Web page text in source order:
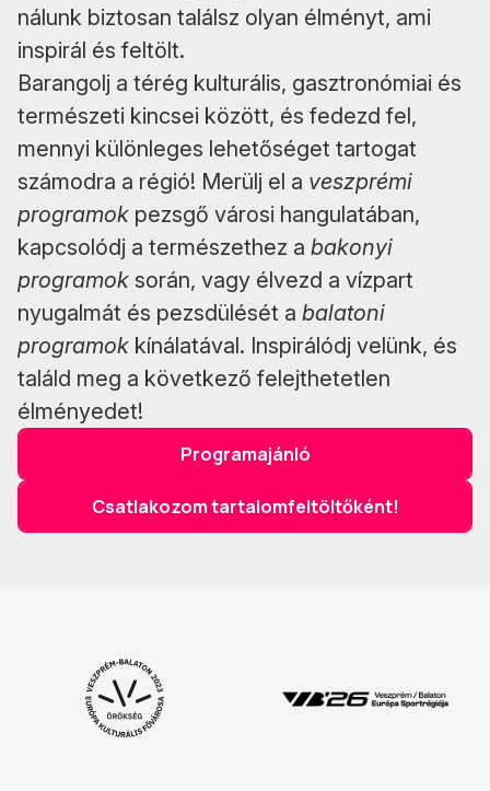
nálunk biztosan találsz olyan élményt, ami
inspirál és feltölt.
Barangolj a térég kulturális, gasztronómiai és
természeti kincsei között, és fedezd fel,
mennyi különleges lehetőséget tartogat
számodra a régió! Merülj el a veszprémi
programok pezsgő városi hangulatában,
kapcsolódj a természethez a bakonyi
programok során, vagy élvezd a vízpart
nyugalmát és pezsdülését a balatoni
programok kínálatával. Inspirálódj velünk, és
találd meg a következő felejthetetlen
élményedet!
Programajánló
Csatlakozom tartalomfeltöltőként!